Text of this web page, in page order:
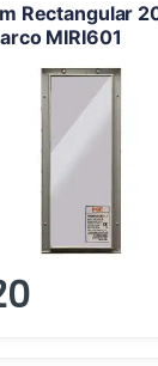
Rectangular
MIRI601